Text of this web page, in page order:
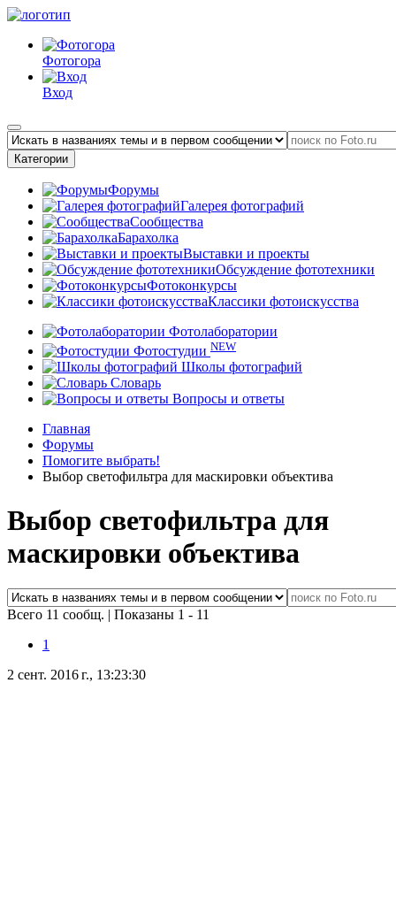
Фотогора
Вход
Категории
Форумы
Галерея фотографий
Сообщества
Барахолка
Выставки и проекты
Обсуждение фототехники
Фотоконкурсы
Классики фотоискусства
Фотолаборатории
Фотостудии NEW
Школы фотографий
Словарь
Вопросы и ответы
Главная
Форумы
Помогите выбрать!
Выбор светофильтра для маскировки объектива
Выбор светофильтра для
маскировки объектива
Всего 11 сообщ. | Показаны 1 - 11
1
2 сент. 2016 г., 13:23:30